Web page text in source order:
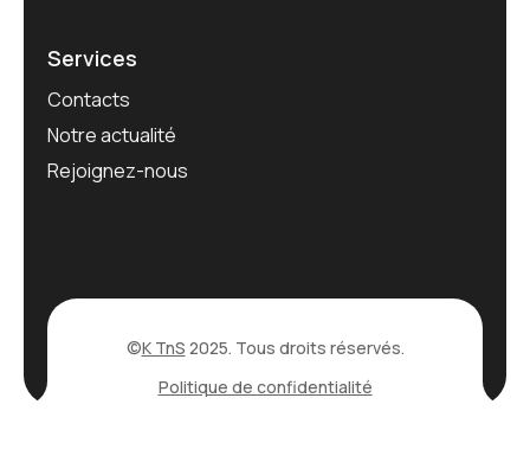
Services
Contacts
Notre actualité
Rejoignez-nous
©K TnS 2025. Tous droits réservés.
Politique de confidentialité